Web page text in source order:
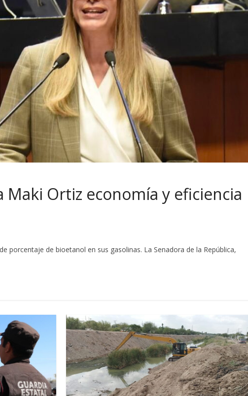
Maki Ortiz economía y eficiencia
porcentaje de bioetanol en sus gasolinas. La Senadora de la República,